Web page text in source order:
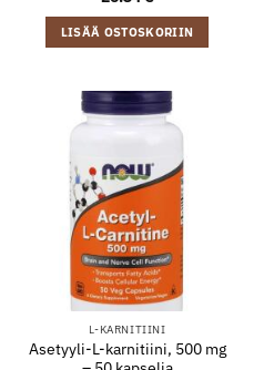
LISÄÄ OSTOSKORIIN
L-KARNITIINI
Asetyyli-L-karnitiini, 500 mg